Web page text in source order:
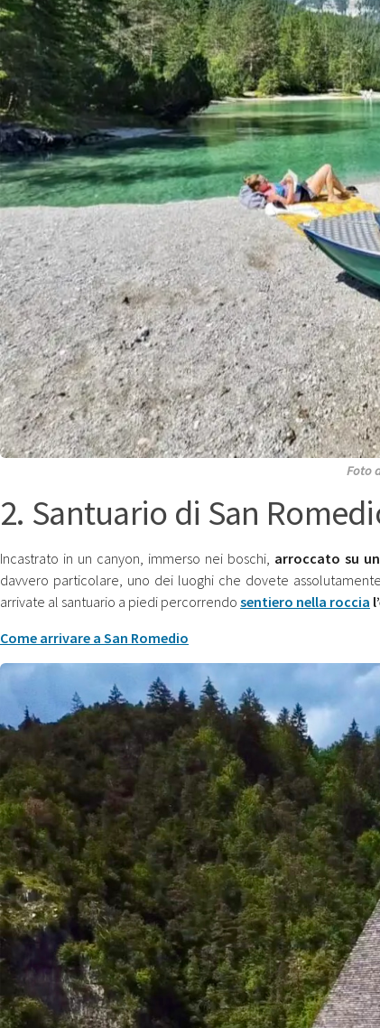
Foto
2. Santuario di San
Incastrato in un canyon, immerso nei boschi, arroccato su
davvero particolare, uno dei luoghi che dovete
arrivate al santuario a piedi percorrendo sentiero nella roccia
Come arrivare a San Romedio